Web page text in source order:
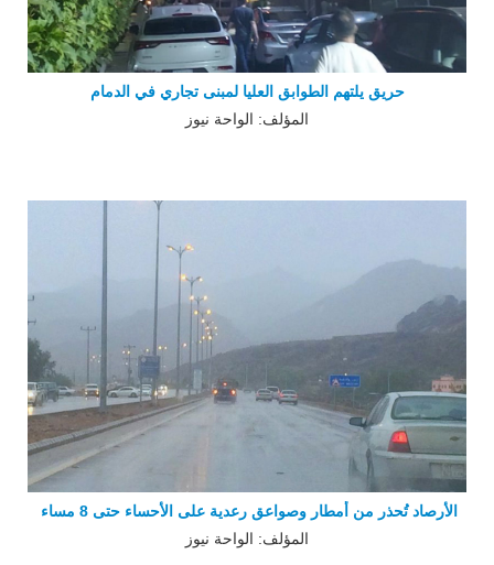
حريق يلتهم الطوابق العليا لمبنى تجاري في الدمام
المؤلف: الواحة نيوز
الأرصاد تُحذر من أمطار وصواعق رعدية على الأحساء حتى 8 مساء
المؤلف: الواحة نيوز